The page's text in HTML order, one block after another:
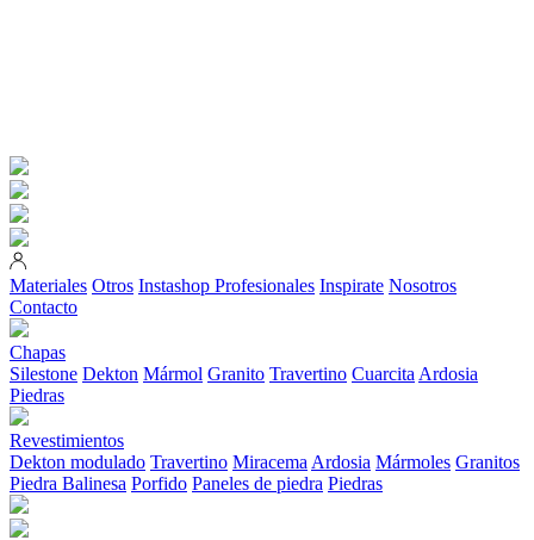
Materiales Otros Instashop Profesionales Inspirate Nosotros
Contacto
Chapas
Silestone Dekton Mármol Granito Travertino Cuarcita Ardosia
Piedras
Revestimientos
Dekton modulado Travertino Miracema Ardosia Mármoles Granitos
Piedra Balinesa Porfido Paneles de piedra Piedras